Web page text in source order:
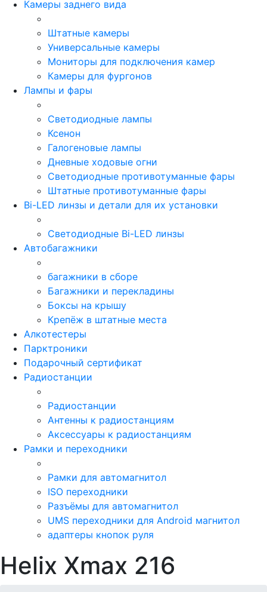
Камеры заднего вида
Штатные камеры
Универсальные камеры
Мониторы для подключения камер
Камеры для фургонов
Лампы и фары
Светодиодные лампы
Ксенон
Галогеновые лампы
Дневные ходовые огни
Светодиодные противотуманные фары
Штатные противотуманные фары
Bi-LED линзы и детали для их установки
Светодиодные Bi-LED линзы
Автобагажники
багажники в сборе
Багажники и перекладины
Боксы на крышу
Крепёж в штатные места
Алкотестеры
Парктроники
Подарочный сертификат
Радиостанции
Радиостанции
Антенны к радиостанциям
Аксессуары к радиостанциям
Рамки и переходники
Рамки для автомагнитол
ISO переходники
Разъёмы для автомагнитол
UMS переходники для Android магнитол
адаптеры кнопок руля
Helix Xmax 216